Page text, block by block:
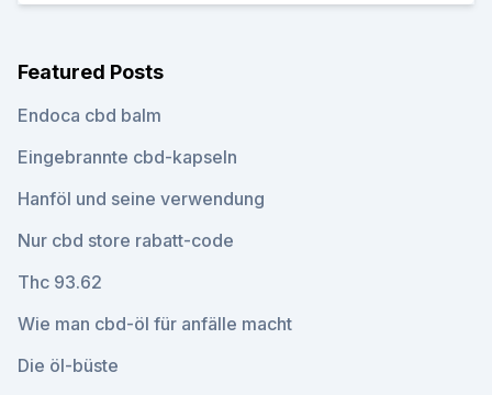
Featured Posts
Endoca cbd balm
Eingebrannte cbd-kapseln
Hanföl und seine verwendung
Nur cbd store rabatt-code
Thc 93.62
Wie man cbd-öl für anfälle macht
Die öl-büste